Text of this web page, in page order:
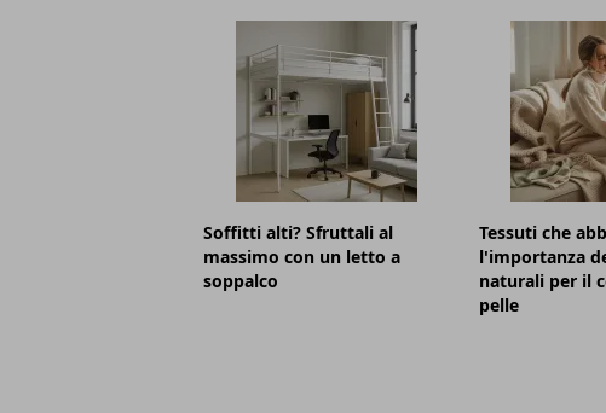
Soffitti alti? Sfruttali al
massimo con un letto a
soppalco
Tessuti che
l'importanza
naturali per il
pelle